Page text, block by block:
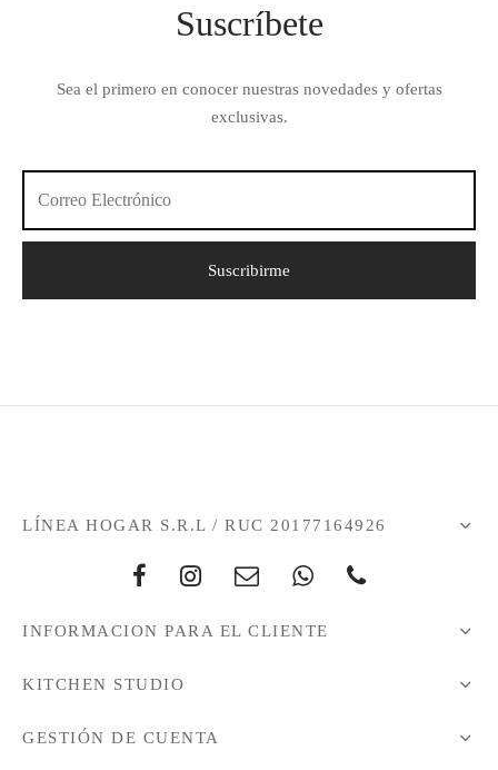
Suscríbete
Sea el primero en conocer nuestras novedades y ofertas
exclusivas.
LÍNEA HOGAR S.R.L / RUC 20177164926
INFORMACION PARA EL CLIENTE
KITCHEN STUDIO
GESTIÓN DE CUENTA